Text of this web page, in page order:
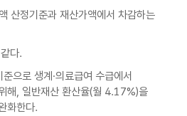
산정기준과 재산가액에서 차감하는
다.
으로 생계·의료급여 수급에서
해, 일반재산 환산율(월 4.17%)을
화한다.